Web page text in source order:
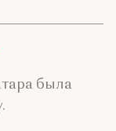
была